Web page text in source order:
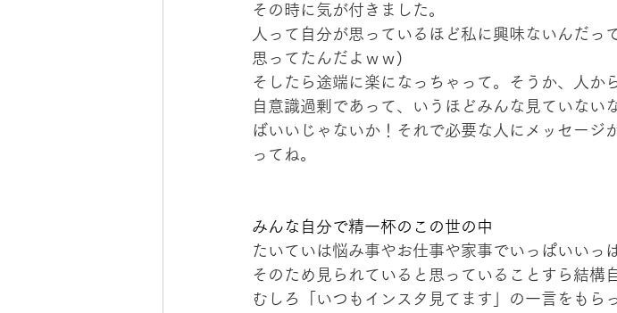
その時に気が付きました。
人って自分が思っているほど私に興味ないんだっ
思ってたんだよｗｗ)
そしたら途端に楽になっちゃって。そうか、人か
自意識過剰であって、いうほどみんな見ていない
ばいいじゃないか！それで必要な人にメッセージ
ってね。
みんな自分で精一杯のこの世の中
たいていは悩み事やお仕事や家事でいっぱいいっ
そのため見られていると思っていることすら結構
むしろ「いつもインスタ見てます」の一言をもら